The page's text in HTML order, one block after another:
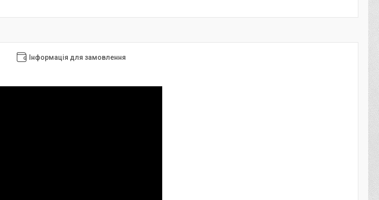
Інформація для замовлення